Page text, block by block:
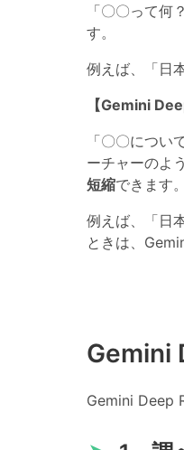
「〇〇って
す。
例えば、「日
【Gemini
「〇〇につ
ーチャーのよ
短縮できます。
例えば、「日
ときは、
Gemini
Gemini Deep